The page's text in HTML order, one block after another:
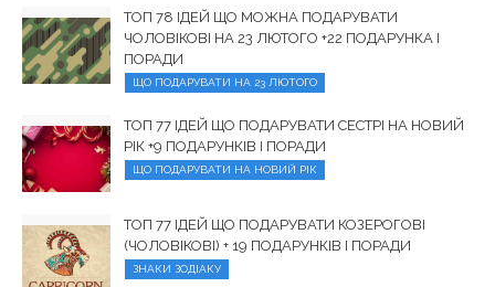
ТОП 78 ІДЕЙ ЩО МОЖНА ПОДАРУВАТИ
ЧОЛОВІКОВІ НА 23 ЛЮТОГО +22 ПОДАРУНКА І
ПОРАДИ
ЩО ПОДАРУВАТИ НА 23 ЛЮТОГО
ТОП 77 ІДЕЙ ЩО ПОДАРУВАТИ СЕСТРІ НА НОВИЙ
РІК +9 ПОДАРУНКІВ І ПОРАДИ
ЩО ПОДАРУВАТИ НА НОВИЙ РІК
ТОП 77 ІДЕЙ ЩО ПОДАРУВАТИ КОЗЕРОГОВІ
(ЧОЛОВІКОВІ) + 19 ПОДАРУНКІВ І ПОРАДИ
ЗНАКИ ЗОДІАКУ